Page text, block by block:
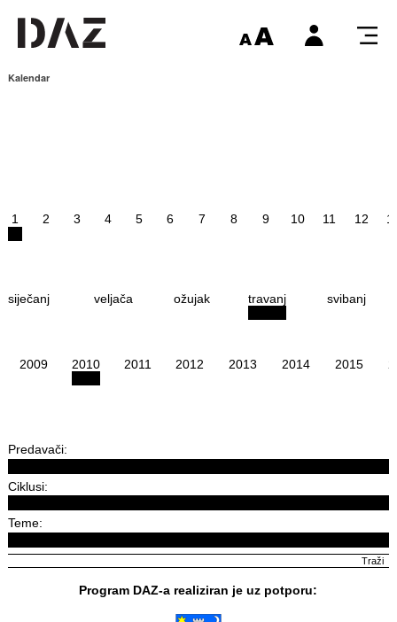
Kalendar
1 2 3 4 5 6 7 8 9 10 11 12
siječanj veljača ožujak travanj svibanj
2009 2010 2011 2012 2013 2014 2015
Predavači:
Ciklusi:
Teme:
Program DAZ-a realiziran je uz potporu: